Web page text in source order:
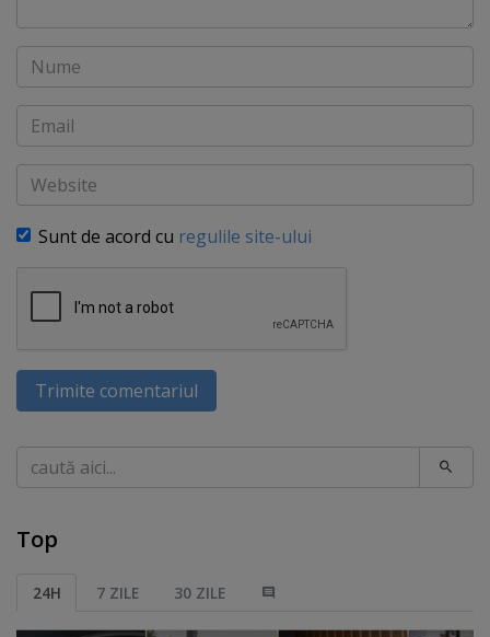
Nume
Email
Website
Sunt de acord cu regulile site-ului
Trimite comentariul
Caută
Top
24H 7 ZILE 30 ZILE